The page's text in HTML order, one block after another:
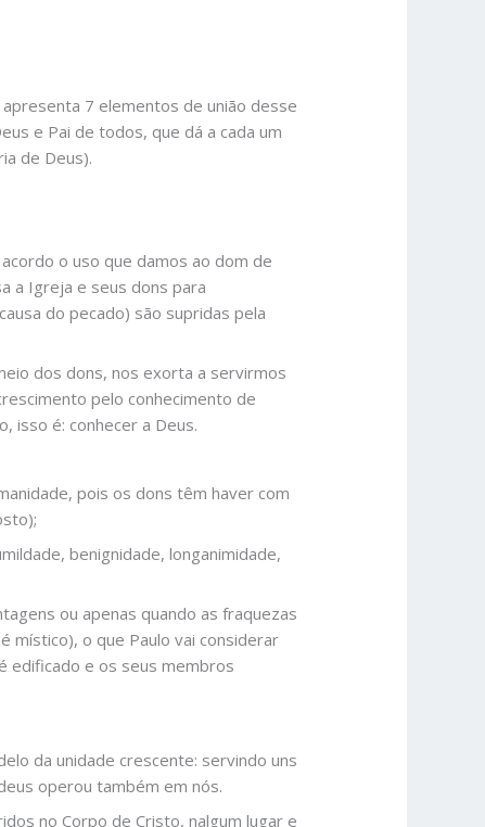
7 elementos de união desse
e Pai de todos, que dá a cada um
de Deus).
o uso que damos ao dom de
a Igreja e seus dons para
do pecado) são supridas pela
dos dons, nos exorta a servirmos
pelo conhecimento de
isso é: conhecer a Deus.
pois os dons têm haver com
benignidade, longanimidade,
ou apenas quando as fraquezas
místico), o que Paulo vai considerar
edificado e os seus membros
da unidade crescente: servindo uns
operou também em nós.
no Corpo de Cristo, nalgum lugar e